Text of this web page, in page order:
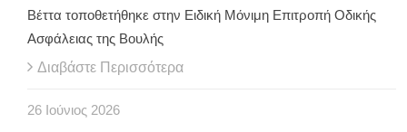
Βέττα τοποθετήθηκε στην Ειδική Μόνιμη Επιτροπή Οδικής
Ασφάλειας της Βουλής
Διαβάστε Περισσότερα
26 Ιούνιος 2026